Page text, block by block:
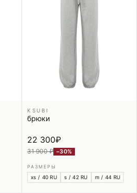
KSUBI
брюки
22 300₽
31 900 ₽ −30%
РАЗМЕРЫ
xs / 40 RU s / 42 RU m / 44 RU